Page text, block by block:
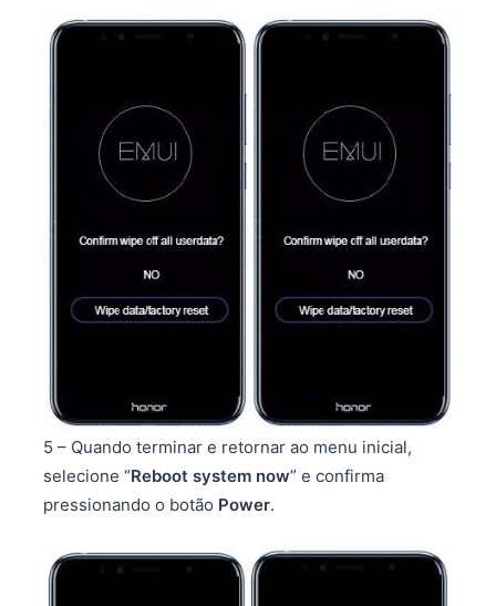
5 – Quando terminar e retornar ao menu inicial,
selecione “Reboot system now” e confirma
pressionando o botão Power.